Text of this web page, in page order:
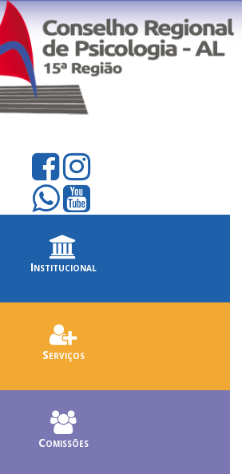
Institucional
Serviços
Comissões